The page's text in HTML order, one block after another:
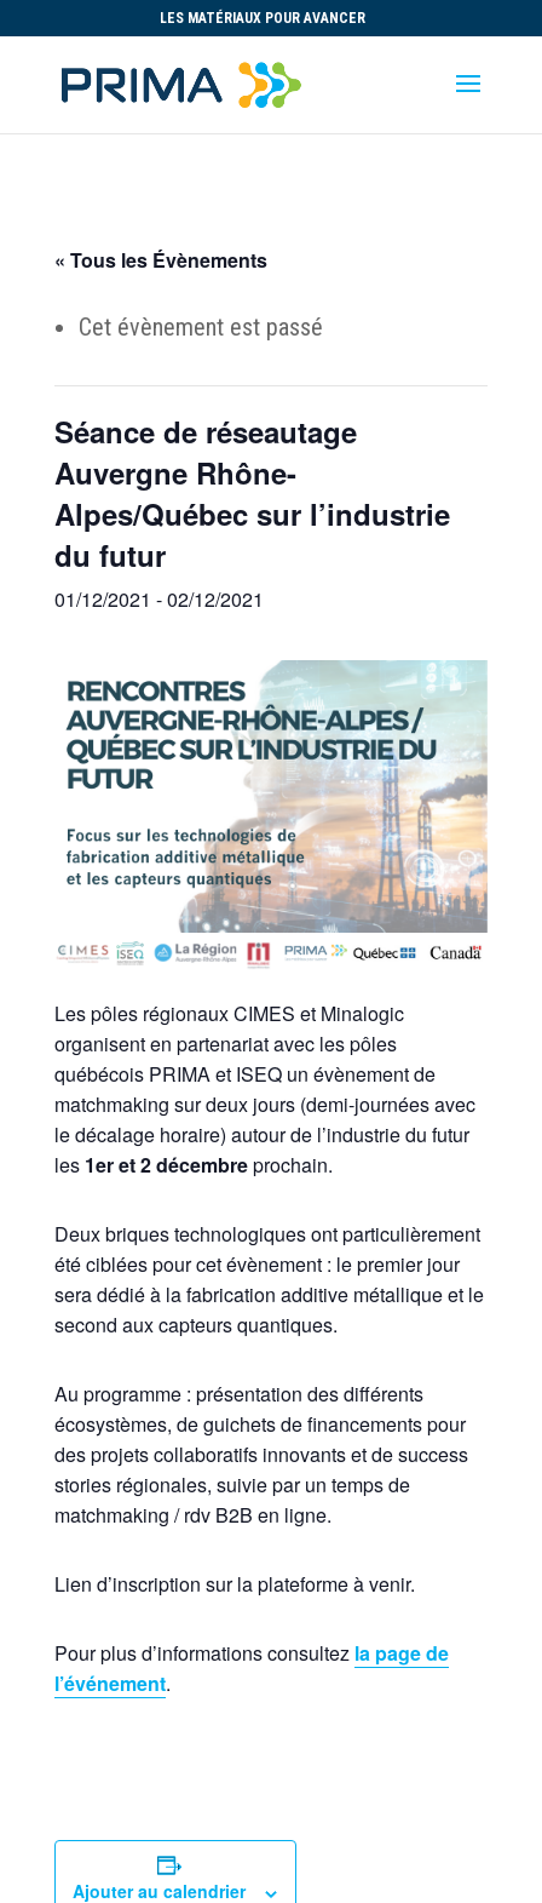
LES MATÉRIAUX POUR AVANCER
« Tous les Évènements
Cet évènement est passé
Séance de réseautage
Auvergne Rhône-
Alpes/Québec sur l’industrie
du futur
01/12/2021 -02/12/2021
Les pôles régionaux CIMES et Minalogic
organisent en partenariat avec les pôles
québécois PRIMA et ISEQ un évènement de
matchmaking sur deux jours (demi-journées avec
le décalage horaire) autour de l’industrie du futur
les 1er et 2 décembreprochain.
Deux briques technologiques ont particulièrement
été ciblées pour cet évènement : le premier jour
sera dédié à la fabrication additive métallique et le
second aux capteurs quantiques.
Au programme : présentation des différents
écosystèmes, de guichets de financements pour
des projets collaboratifs innovants et de success
stories régionales, suivie par un temps de
matchmaking / rdv B2B en ligne.
Lien d’inscription sur la plateforme à venir.
Pour plus d’informations consultez la page de
l’événement.
Ajouter au calendrier